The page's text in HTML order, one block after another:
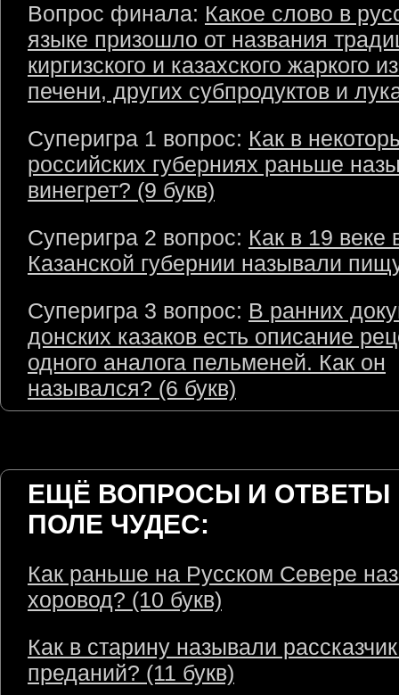
Вопрос финала: Какое слово в
языке призошло от названия
киргизского и казахского жаркого
печени, других субпродуктов и
Суперигра 1 вопрос: Как в
российских губерниях раньше
винегрет? (9 букв)
Суперигра 2 вопрос: Как в 19 веке
Казанской губернии называли
Суперигра 3 вопрос: В ранних
донских казаков есть описание
одного аналога пельменей. Как он
назывался? (6 букв)
ЕЩЁ ВОПРОСЫ И ОТВЕТЫ
ПОЛЕ ЧУДЕС:
Как раньше на Русском Севере
хоровод? (10 букв)
Как в старину называли
преданий? (11 букв)